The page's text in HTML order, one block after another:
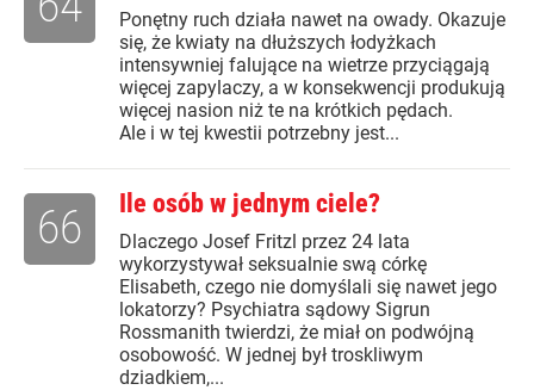
Ponętny ruch działa nawet na owady. Okazuje
się, że kwiaty na dłuższych łodyżkach
intensywniej falujące na wietrze przyciągają
więcej zapylaczy, a w konsekwencji produkują
więcej nasion niż te na krótkich pędach.
Ale i w tej kwestii potrzebny jest...
Ile osób w jednym ciele?
Dlaczego Josef Fritzl przez 24 lata
wykorzystywał seksualnie swą córkę
Elisabeth, czego nie domyślali się nawet jego
lokatorzy? Psychiatra sądowy Sigrun
Rossmanith twierdzi, że miał on podwójną
osobowość. W jednej był troskliwym
dziadkiem,...
66